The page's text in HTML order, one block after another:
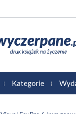
Kategorie